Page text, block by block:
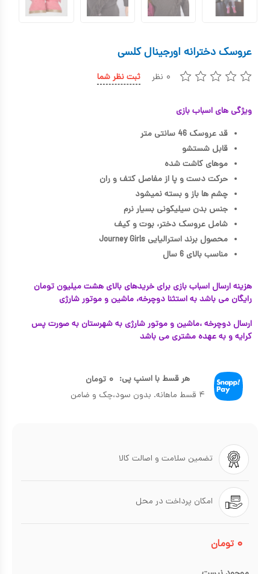
کیف و کوله پشتی
عروسک دخترانه اورجینال کلسی
۰ نظر ثبت نظر شما
ویژگی های اسباب بازی
قد عروسک 46 سانتی متر
قابل شستشو
موهای کاشت شده
حرکت دست و پا از مفاصل کتف و ران
چشم ها باز و بسته نمیشود
جنس بدن سیلیکونی بسیار نرم
شامل عروسک دختر، بوت و کیف
محصول برند استرالیایی Journey Girls
مناسب بالای 6 سال
هزینه ارسال اسباب بازی برای خریدهای بالای هشت میلیون تومان
رایگان می باشد به استثنا دوچرخه، ماشین و موتور شارژی
ارسال دوچرخه ،ماشین و موتور شارژی به شهرستان به صورت پس
کرایه و به عهده مشتری می باشد
هر قسط با اسنپ پی: ۰ تومان
۴ قسط ماهانه. بدون سود،چک و ضامن
تضمین سلامت و اصالت کالا
امکان پرداخت در محل
۰ تومان